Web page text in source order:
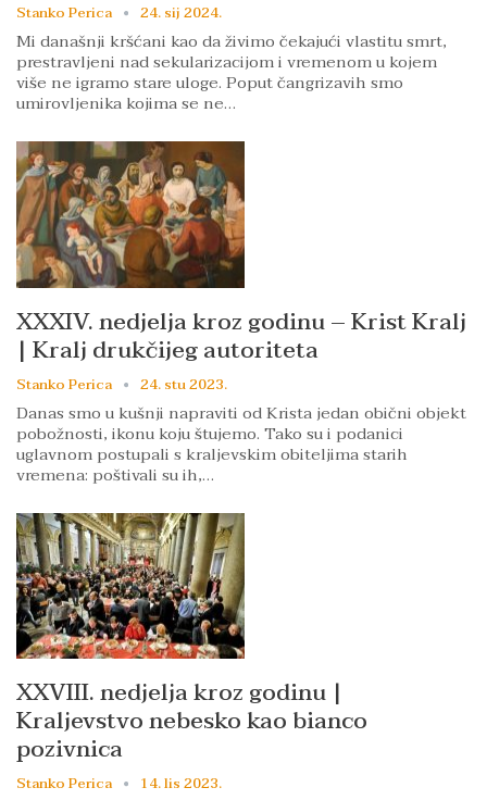
Stanko Perica 24. sij 2024.
Mi današnji kršćani kao da živimo čekajući vlastitu smrt,
prestravljeni nad sekularizacijom i vremenom u kojem
više ne igramo stare uloge. Poput čangrizavih smo
umirovljenika kojima se ne…
XXXIV. nedjelja kroz godinu – Krist Kralj
| Kralj drukčijeg autoriteta
Stanko Perica 24. stu 2023.
Danas smo u kušnji napraviti od Krista jedan obični objekt
pobožnosti, ikonu koju štujemo. Tako su i podanici
uglavnom postupali s kraljevskim obiteljima starih
vremena: poštivali su ih,…
XXVIII. nedjelja kroz godinu |
Kraljevstvo nebesko kao bianco
pozivnica
Stanko Perica 14. lis 2023.